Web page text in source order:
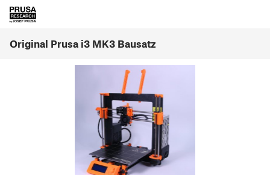
Original Prusa i3 MK3 Bausatz